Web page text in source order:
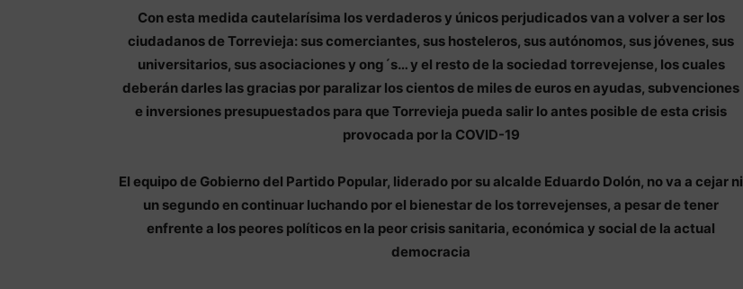
Con esta medida cautelarísima los verdaderos y únicos perjudicados van a volver a ser los
ciudadanos de Torrevieja: sus comerciantes, sus hosteleros, sus autónomos, sus jóvenes, sus
universitarios, sus asociaciones y ong´s… y el resto de la sociedad torrevejense, los cuales
deberán darles las gracias por paralizar los cientos de miles de euros en ayudas, subvenciones
e inversiones presupuestados para que Torrevieja pueda salir lo antes posible de esta crisis
provocada por la COVID-19
El equipo de Gobierno del Partido Popular, liderado por su alcalde Eduardo Dolón, no va a cejar ni
un segundo en continuar luchando por el bienestar de los torrevejenses, a pesar de tener
enfrente a los peores políticos en la peor crisis sanitaria, económica y social de la actual
democracia